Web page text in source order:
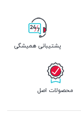
پشتیبانی همیشگی
محصولات اصل